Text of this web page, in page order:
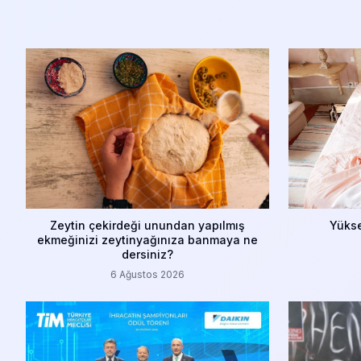
Zeytin çekirdeği unundan yapılmış
ekmeğinizi zeytinyağınıza banmaya ne
dersiniz?
6 Ağustos 2026